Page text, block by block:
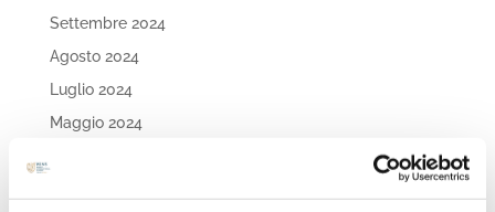
Settembre 2024
Agosto 2024
Luglio 2024
Maggio 2024